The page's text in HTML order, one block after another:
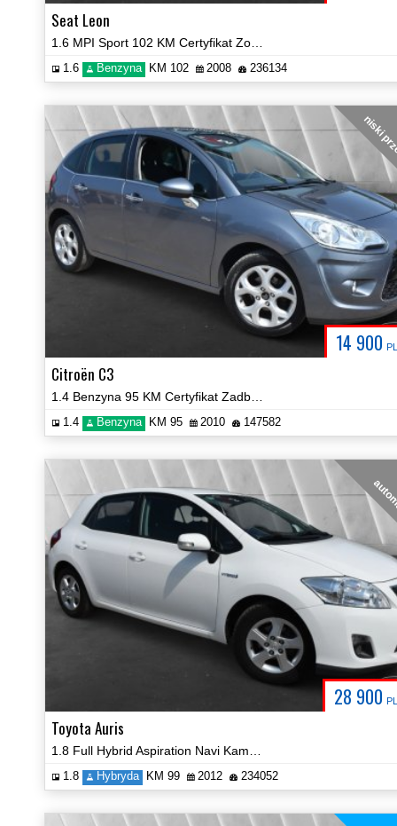
Seat Leon
1.6 Benzyna KM 102 2008 236134
14 900
niski
Citroën C3
1.4 Benzyna KM 95 2010 147582
28 900
Toyota Auris
1.8 Hybryda KM 99 2012 234052